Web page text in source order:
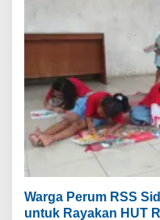
Warga Perum RSS
untuk Rayakan HUT